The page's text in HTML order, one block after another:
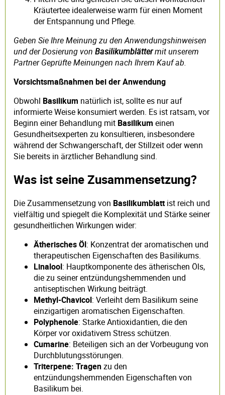
Kräutertee idealerweise warm für einen Moment
der Entspannung und Pflege.
Geben Sie Ihre Meinung zu den Anwendungshinweisen
und der Dosierung von Basilikumblättermit unserem
Partner Geprüfte Meinungen nach Ihrem Kauf ab.
Vorsichtsmaßnahmen bei der Anwendung
Obwohl Basilikum natürlich ist, sollte es nur auf
informierte Weise konsumiert werden. Es ist ratsam, vor
Beginn einer Behandlung mit Basilikum einen
Gesundheitsexperten zu konsultieren, insbesondere
während der Schwangerschaft, der Stillzeit oder wenn
Sie bereits in ärztlicher Behandlung sind.
Was ist seine Zusammensetzung?
Die Zusammensetzung von Basilikumblattist reich und
vielfältig und spiegelt die Komplexität und Stärke seiner
gesundheitlichen Wirkungen wider:
Ätherisches Öl: Konzentrat der aromatischen und
therapeutischen Eigenschaften des Basilikums.
Linalool: Hauptkomponente des ätherischen Öls,
die zu seiner entzündungshemmenden und
antiseptischen Wirkung beiträgt.
Methyl-Chavicol: Verleiht dem Basilikum seine
einzigartigen aromatischen Eigenschaften.
Polyphenole: Starke Antioxidantien, die den
Körper vor oxidativem Stress schützen.
Cumarine: Beteiligen sich an der Vorbeugung von
Durchblutungsstörungen.
Triterpene: Tragenzu den
entzündungshemmenden Eigenschaften von
Basilikum bei.